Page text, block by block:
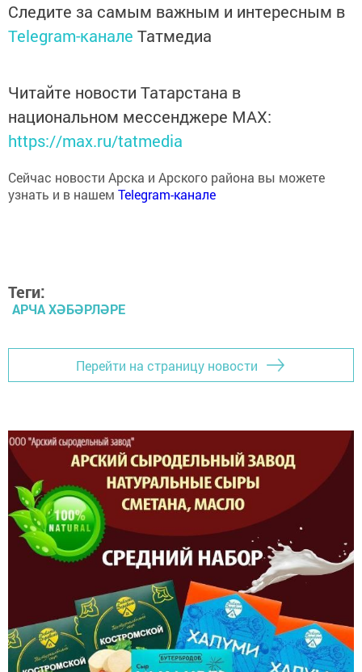
Следите за самым важным и интересным в
Telegram-канале Татмедиа
Читайте новости Татарстана в
национальном мессенджере MАХ:
https://max.ru/tatmedia
Сейчас новости Арска и Арского района вы можете
узнать и в нашем Telegram-канале
Теги:
АРЧА ХӘБӘРЛӘРЕ
Перейти на страницу новости